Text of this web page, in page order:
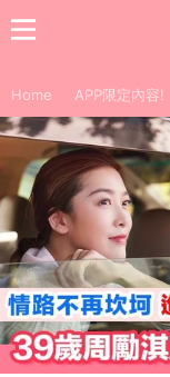
Home APP限定內容!